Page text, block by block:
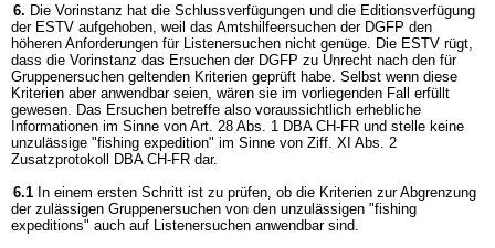
6. Die Vorinstanz hat die Schlussverfügungen und die Editionsverfügung
der ESTV aufgehoben, weil das Amtshilfeersuchen der DGFP den
höheren Anforderungen für Listenersuchen nicht genüge. Die ESTV rügt,
dass die Vorinstanz das Ersuchen der DGFP zu Unrecht nach den für
Gruppenersuchen geltenden Kriterien geprüft habe. Selbst wenn diese
Kriterien aber anwendbar seien, wären sie im vorliegenden Fall erfüllt
gewesen. Das Ersuchen betreffe also voraussichtlich erhebliche
Informationen im Sinne von Art. 28 Abs. 1 DBA CH-FR und stelle keine
unzulässige "fishing expedition" im Sinne von Ziff. XI Abs. 2
Zusatzprotokoll DBA CH-FR dar.
6.1 In einem ersten Schritt ist zu prüfen, ob die Kriterien zur Abgrenzung
der zulässigen Gruppenersuchen von den unzulässigen "fishing
expeditions" auch auf Listenersuchen anwendbar sind.